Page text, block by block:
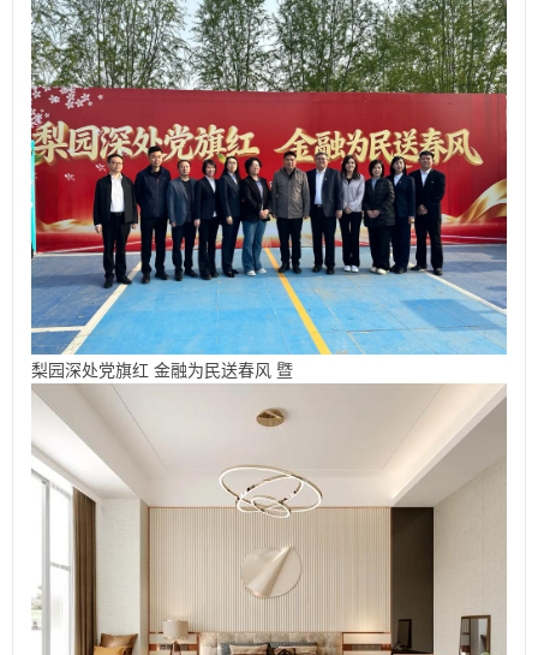
梨园深处党旗红 金融为民送春风 暨